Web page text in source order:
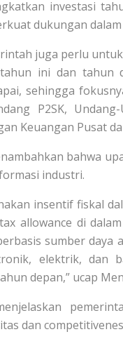
investasi
dukungan
juga perlu
ini dan tahun
sehingga
P2SK,
Keuangan Pusat
bahwa
industri.
insentif fiskal
allowance di
sumber
elektrik, dan
depan,” ucap
dan